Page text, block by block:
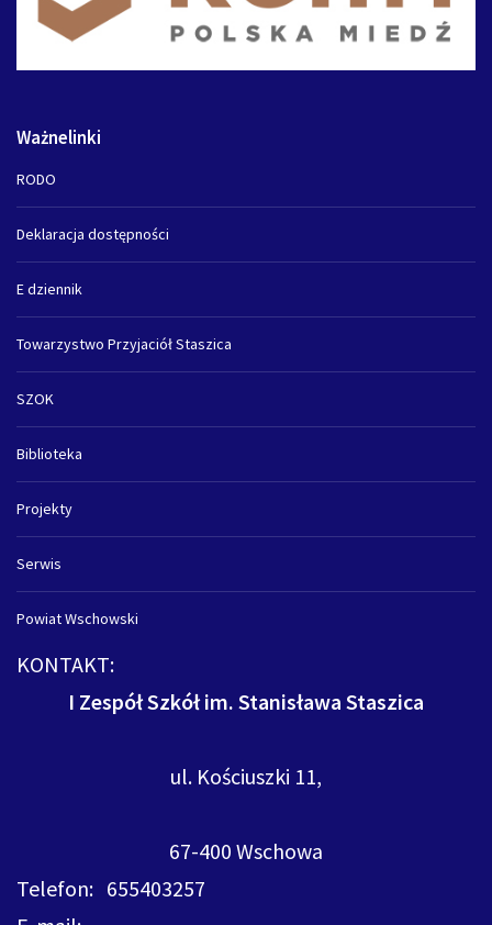
Ważnelinki
RODO
Deklaracja dostępności
E dziennik
Towarzystwo Przyjaciół Staszica
SZOK
Biblioteka
Projekty
Serwis
Powiat Wschowski
KONTAKT:
I Zespół Szkół im. Stanisława Staszica
ul. Kościuszki 11,
67-400 Wschowa
Telefon: 655403257